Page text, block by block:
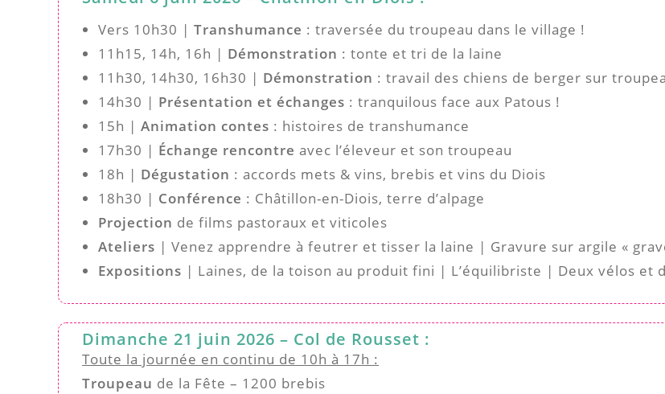
Vers 10h30 | Transhumance : traversée du troupeau dans le village !
11h15, 14h, 16h | Démonstration : tonte et tri de la laine
11h30, 14h30, 16h30 | Démonstration : travail des chiens de berger sur
14h30 | Présentation et échanges : tranquilous face aux Patous !
15h | Animation contes : histoires de transhumance
17h30 | Échange rencontre avec l’éleveur et son troupeau
18h | Dégustation : accords mets & vins, brebis et vins du Diois
18h30 | Conférence : Châtillon-en-Diois, terre d’alpage
Projection de films pastoraux et viticoles
Ateliers | Venez apprendre à feutrer et tisser la laine | Gravure sur argile «
Expositions | Laines, de la toison au produit fini | L’équilibriste | Deux vélos et
Dimanche 21 juin 2026 – Col de Rousset :
Toute la journée en continu de 10h à 17h :
Troupeau de la Fête – 1200 brebis